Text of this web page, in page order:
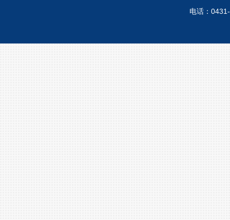
电话：